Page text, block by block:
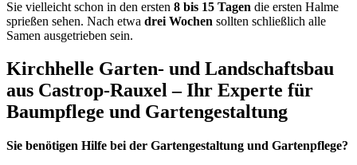
Sie vielleicht schon in den ersten 8 bis 15 Tagen die ersten Halme
sprießen sehen. Nach etwa drei Wochen sollten schließlich alle
Samen ausgetrieben sein.
Kirchhelle Garten- und Landschaftsbau
aus Castrop-Rauxel – Ihr Experte für
Baumpflege und Gartengestaltung
Sie benötigen Hilfe bei der Gartengestaltung und Gartenpflege?